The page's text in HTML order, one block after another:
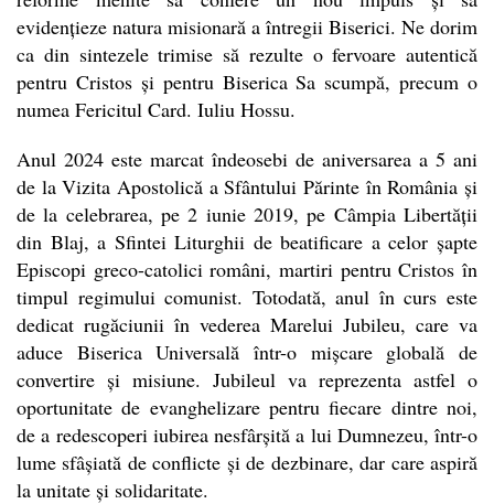
evidențieze natura misionară a întregii Biserici. Ne dorim
ca din sintezele trimise să rezulte o fervoare autentică
pentru Cristos și pentru Biserica Sa scumpă, precum o
numea Fericitul Card. Iuliu Hossu.
Anul 2024 este marcat îndeosebi de aniversarea a 5 ani
de la Vizita Apostolică a Sfântului Părinte în România și
de la celebrarea, pe 2 iunie 2019, pe Câmpia Libertății
din Blaj, a Sfintei Liturghii de beatificare a celor șapte
Episcopi greco-catolici români, martiri pentru Cristos în
timpul regimului comunist. Totodată, anul în curs este
dedicat rugăciunii în vederea Marelui Jubileu, care va
aduce Biserica Universală într-o mișcare globală de
convertire și misiune. Jubileul va reprezenta astfel o
oportunitate de evanghelizare pentru fiecare dintre noi,
de a redescoperi iubirea nesfârșită a lui Dumnezeu, într-o
lume sfâșiată de conflicte și de dezbinare, dar care aspiră
la unitate și solidaritate.